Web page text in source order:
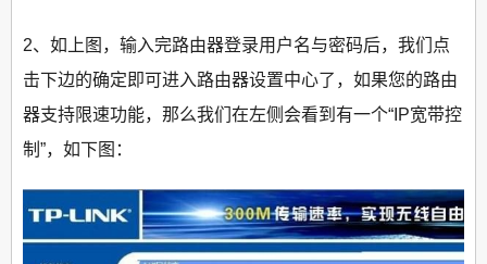
2、如上图，输入完路由器登录用户名与密码后，我们点
击下边的确定即可进入路由器设置中心了，如果您的路由
器支持限速功能，那么我们在左侧会看到有一个“IP宽带控
制”，如下图：